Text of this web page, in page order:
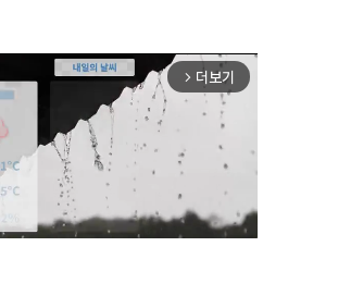
arrow_forward_ios 더보기